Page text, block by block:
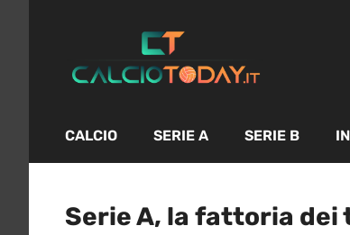
contenuto
CALCIO SERIE A SERIE B
Serie A, la fattoria dei